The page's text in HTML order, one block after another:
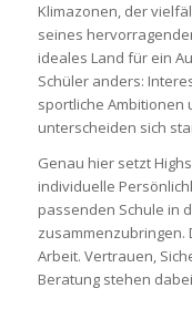
Klimazonen, der
seines
ideales Land für ein
Schüler anders:
sportliche Ambitionen
unterscheiden sich
Genau hier setzt
individuelle
passenden Schule in
zusammenzubringen.
Arbeit. Vertrauen,
Beratung stehen